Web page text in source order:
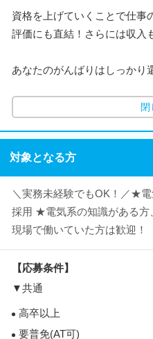
資格を上げていくことで仕事
評価にも直結！さらには収入
あなたのがんばりはしっかり
閉
対象となる方
＼実務未経験でもOK！／★
採用 ★電気系の知識がある方
現場で働いていた方は歓迎！
【応募条件】
▼共通
高卒以上
要普免(AT可)